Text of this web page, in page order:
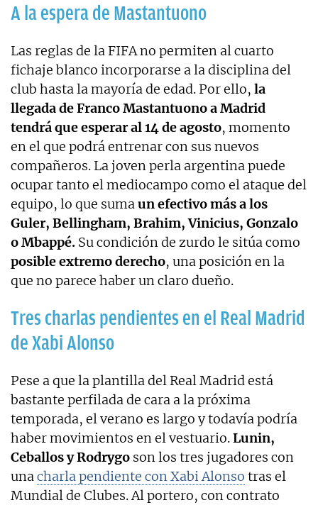
A la espera de Mastantuono
Las reglas de la FIFA no permiten al cuarto
fichaje blanco incorporarse a la disciplina del
club hasta la mayoría de edad. Por ello, la
llegada de Franco Mastantuono a Madrid
tendrá que esperar al 14 de agosto, momento
en el que podrá entrenar con sus nuevos
compañeros. La joven perla argentina puede
ocupar tanto el mediocampo como el ataque del
equipo, lo que sumaun efectivo más a los
Guler, Bellingham, Brahim, Vinicius, Gonzalo
o Mbappé. Su condición de zurdo le sitúa como
posible extremo derecho, una posición en la
que no parece haber un claro dueño.
Tres charlas pendientes en el Real Madrid
de Xabi Alonso
Pese a que la plantilla del Real Madrid está
bastante perfilada de cara a la próxima
temporada, el verano es largo y todavía podría
haber movimientos en el vestuario.Lunin,
Ceballos y Rodrygo son los tres jugadores con
unacharla pendiente con Xabi Alonso tras el
Mundial de Clubes. Al portero, con contrato